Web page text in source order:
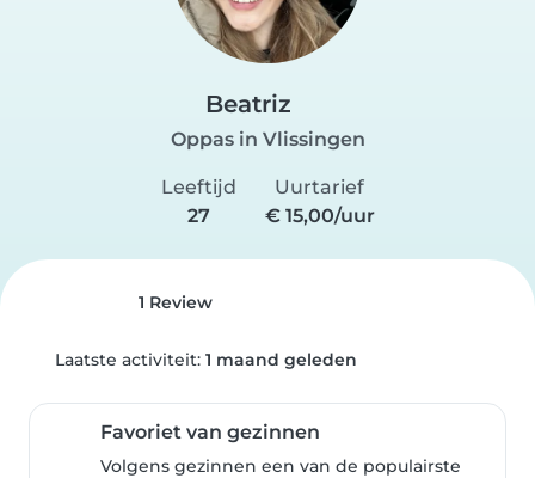
Beatriz
Oppas in Vlissingen
Leeftijd
27
Uurtarief
€ 15,00/uur
1 Review
Laatste activiteit: 1 maand geleden
Favoriet van gezinnen
Volgens gezinnen een van de populairste